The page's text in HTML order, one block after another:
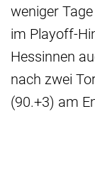
weniger
im Playoff-
Hessinnen
nach zwei
(90.+3) am